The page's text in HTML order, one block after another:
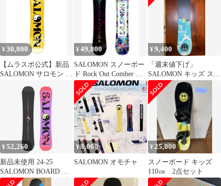
¥30,800
【ムラスポ公式】新品
SALOMON サロモン ス
OH YEAH K ムラサキ
スポーツ 24-25モデル
¥49,800
SALOMON スノーボー
ド Rock Out Comber ビ
ンディング付き
¥9,400
「週末値下げ」
SALOMON キッズ スノ
ーボード 127cm
¥52,260
新品未使用 24-25
SALOMON BOARD OH
YEAR 138cm 土日祝発
¥ 3,000
SALOMON オモチャ
¥ 25,000
スノーボード キッズ
110㎝ 2点セット